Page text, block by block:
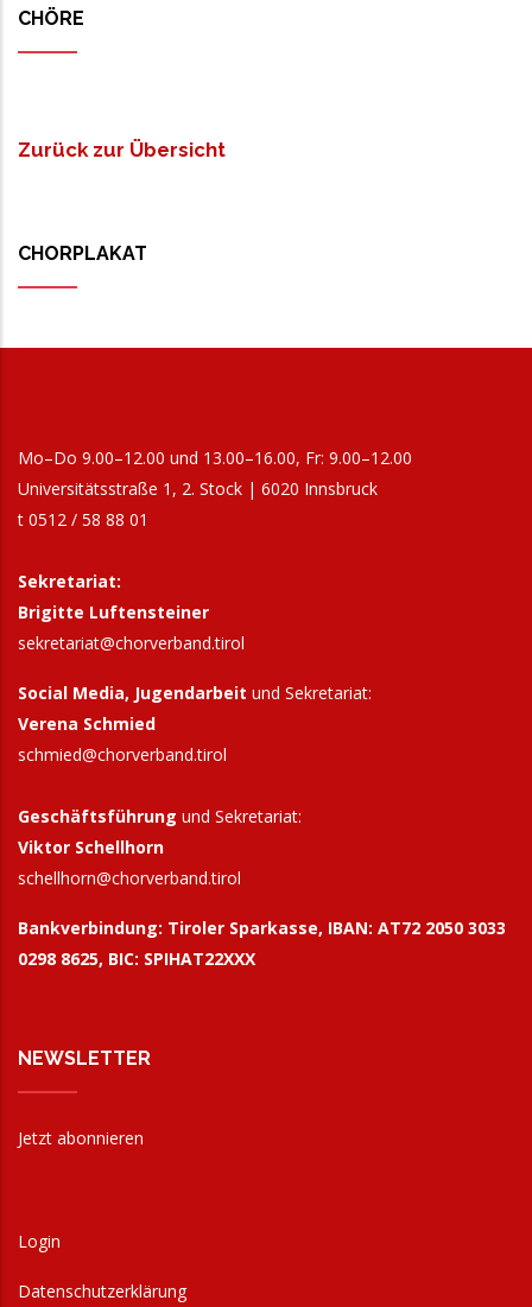
CHÖRE
Zurück zur Übersicht
CHORPLAKAT
Mo–Do 9.00–12.00 und 13.00–16.00, Fr: 9.00–12.00
Universitätsstraße 1, 2. Stock | 6020 Innsbruck
t 0512 / 58 88 01
Sekretariat:
Brigitte Luftensteiner
sekretariat@chorverband.tirol
Social Media, Jugendarbeit und Sekretariat:
Verena Schmied
schmied@chorverband.tirol
Geschäftsführung und Sekretariat:
Viktor Schellhorn
schellhorn@chorverband.tirol
Bankverbindung: Tiroler Sparkasse, IBAN: AT72 2050 3033
0298 8625, BIC: SPIHAT22XXX
NEWSLETTER
Jetzt abonnieren
Login
Datenschutzerklärung